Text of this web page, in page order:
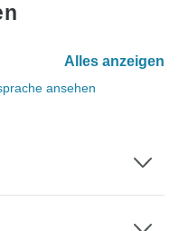
Alles anzeigen
ansehen